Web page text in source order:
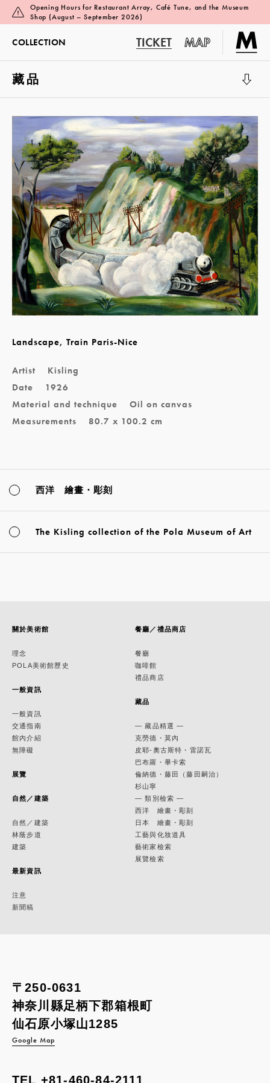
Opening Hours for Restaurant Array, Café Tune, and the Museum
Shop (August – September 2026)
COLLECTION TICKET MAP
藏品
Landscape, Train Paris-Nice
Artist
Kisling
Date
1926
Material and technique
Oil on canvas
Measurements
80.7 x 100.2 cm
西洋 繪畫・彫刻
The Kisling collection of the Pola Museum of Art
關於美術館
理念
POLA美術館歷史
一般資訊
一般資訊
交通指南
館內介紹
無障礙
展覽
自然／建築
自然／建築
林蔭步道
建築
最新資訊
注意
新聞稿
餐廳／禮品商店
餐廳
咖啡館
禮品商店
藏品
— 藏品精選 —
克勞德・莫內
皮耶-奧古斯特・雷諾瓦
巴布羅・畢卡索
倫納德・藤田（藤田嗣治）
杉山寧
— 類別檢索 —
西洋 繪畫・彫刻
日本 繪畫・彫刻
工藝與化妝道具
藝術家檢索
展覽檢索
〒250-0631
神奈川縣足柄下郡箱根町
仙石原小塚山1285
Google Map
TEL +81-460-84-2111